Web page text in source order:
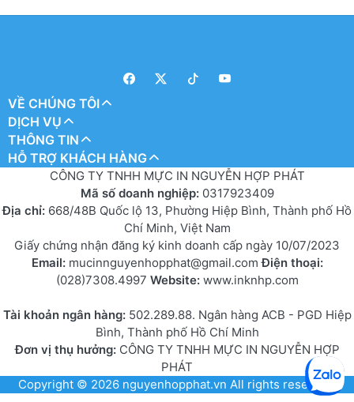
VỀ CHÚNG TÔI
DỊCH VỤ
THÔNG TIN
HỖ TRỢ KHÁCH HÀNG
CÔNG TY TNHH MỰC IN NGUYỄN HỢP PHÁT
Mã số doanh nghiệp: 0317923409
Địa chỉ: 668/48B Quốc lộ 13, Phường Hiệp Bình, Thành phố Hồ
Chí Minh, Việt Nam
Giấy chứng nhận đăng ký kinh doanh cấp ngày 10/07/2023
Email: mucinnguyenhopphat@gmail.comĐiện thoại:
(028)7308.4997 Website: www.inknhp.com
Tài khoản ngân hàng: 502.289.88. Ngân hàng ACB - PGD Hiệp
Bình, Thành phố Hồ Chí Minh
Đơn vị thụ hưởng:CÔNG TY TNHH MỰC IN NGUYỄN HỢP
PHÁT
Copyright © 2026 nguyenhopphat.vn All rights reserved.